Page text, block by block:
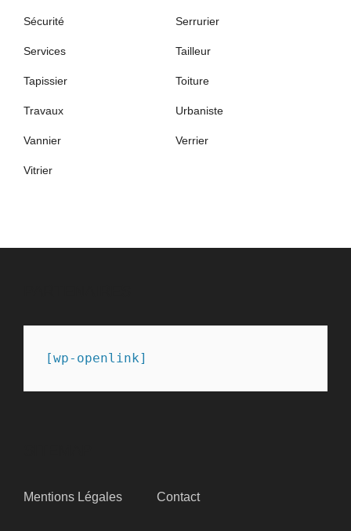
Sécurité Serrurier
Services Tailleur
Tapissier Toiture
Travaux Urbaniste
Vannier Verrier
Vitrier
[wp-openlink]
Mentions Légales Contact